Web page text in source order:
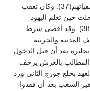
ولكنهم رعوا فقراءهم وتكفلوا بنفقات مستشفياتهم(37). وكان تعقب
حين تعلم اليهود
الملاكمة وغدا أحدهم بطل الملاكمة القومي(38). وقد أقصى شرط
المدنية والحربية.
بعد أن قبل الدخول
كان الشاب المطالب بالعرش يزحف
بخلع جورج الثاني ورد
الشعب بعد أن فقدوا